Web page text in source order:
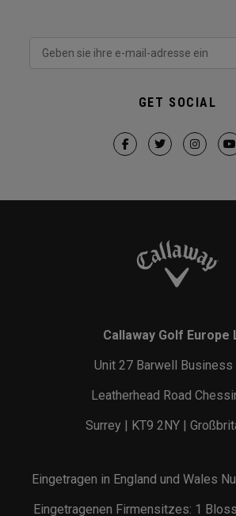
GET SOCIAL
Callaway Golf Europe
Unit 27 Barwell Business
Leatherhead Road
Surrey | KT9 2NY |
Eingetragen in England und Wales
Eingetragenen Firmensitzes: 1